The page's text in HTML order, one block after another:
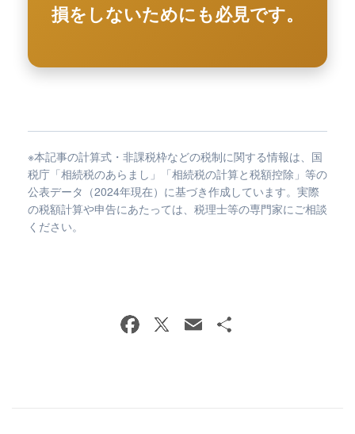
損をしないためにも必見です。
※本記事の計算式・非課税枠などの税制に関する情報は、国
税庁「相続税のあらまし」「相続税の計算と税額控除」等の
公表データ（2024年現在）に基づき作成しています。実際
の税額計算や申告にあたっては、税理士等の専門家にご相談
ください。